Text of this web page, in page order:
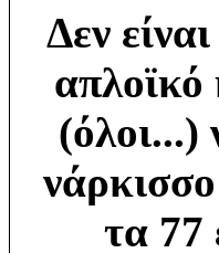
Δεν
απλοϊκό
(όλοι...)
τα 77